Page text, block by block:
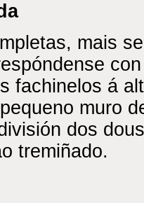
mais
fachinelos á
muro
dos
tremiñado.